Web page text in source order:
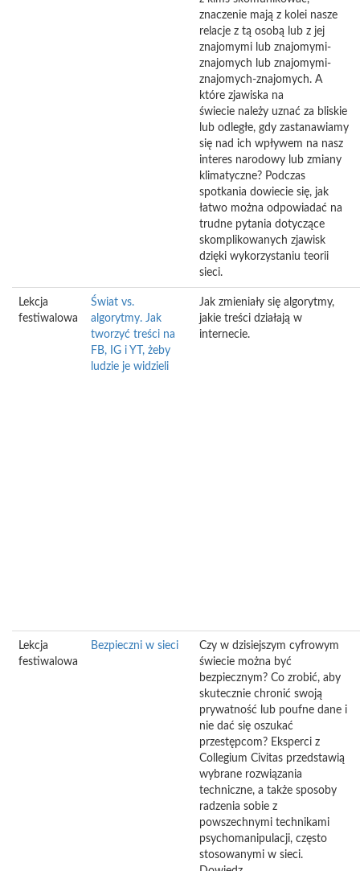
znaczenie mają z kolei nasze
relacje z tą osobą lub z jej
znajomymi lub znajomymi-
znajomych lub znajomymi-
znajomych-znajomych. A
które zjawiska na
świecie należy uznać za bliskie
lub odległe, gdy zastanawiamy
się nad ich wpływem na nasz
interes narodowy lub zmiany
klimatyczne? Podczas
spotkania dowiecie się, jak
łatwo można odpowiadać na
trudne pytania dotyczące
skomplikowanych zjawisk
dzięki wykorzystaniu teorii
sieci.
Lekcja
festiwalowa
Świat vs.
algorytmy. Jak
tworzyć treści na
FB, IG i YT, żeby
ludzie je widzieli
Jak zmieniały się algorytmy,
jakie treści działają w
internecie.
Lekcja
festiwalowa
Bezpieczni w sieci
Czy w dzisiejszym cyfrowym
świecie można być
bezpiecznym? Co zrobić, aby
skutecznie chronić swoją
prywatność lub poufne dane i
nie dać się oszukać
przestępcom? Eksperci z
Collegium Civitas przedstawią
wybrane rozwiązania
techniczne, a także sposoby
radzenia sobie z
powszechnymi technikami
psychomanipulacji, często
stosowanymi w sieci.